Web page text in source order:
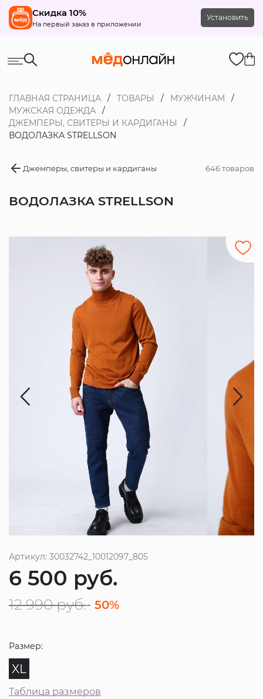
Скидка 10%
На первый заказ в приложении
Установить
ГЛАВНАЯ СТРАНИЦА ТОВАРЫ
МУЖЧИНАМ
МУЖСКАЯ ОДЕЖДА
ДЖЕМПЕРЫ, СВИТЕРЫ И КАРДИГАНЫ
ВОДОЛАЗКА STRELLSON
Джемперы, свитеры и кардиганы 646 товаров
ВОДОЛАЗКА STRELLSON
Артикул: 30032742_10012097_805
6 500 руб.
12 990 руб.- 50%
Размер:
XL
Таблица размеров